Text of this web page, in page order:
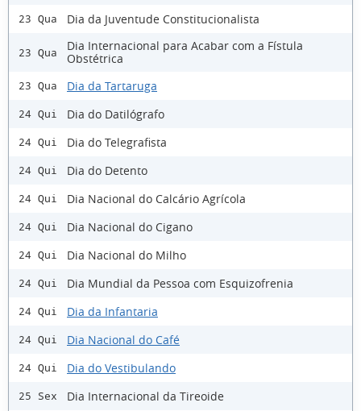
23 Qua Dia da Juventude Constitucionalista
23 Qua
Dia Internacional para Acabar com a Fístula
Obstétrica
23 Qua Dia da Tartaruga
24 Qui Dia do Datilógrafo
24 Qui Dia do Telegrafista
24 Qui Dia do Detento
24 Qui Dia Nacional do Calcário Agrícola
24 Qui Dia Nacional do Cigano
24 Qui Dia Nacional do Milho
24 Qui Dia Mundial da Pessoa com Esquizofrenia
24 Qui Dia da Infantaria
24 Qui Dia Nacional do Café
24 Qui Dia do Vestibulando
25 Sex Dia Internacional da Tireoide